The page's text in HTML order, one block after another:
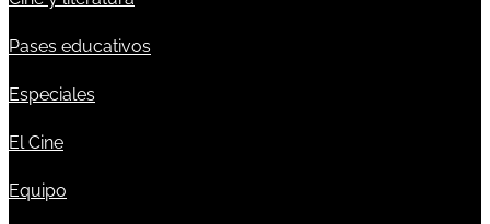
Pases educativos
Especiales
El Cine
Equipo